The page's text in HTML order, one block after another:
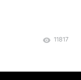
11817